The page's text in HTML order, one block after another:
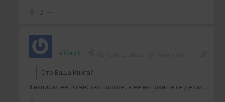
2
atlast atlast
Это Ваша Книга?
Я написал её. Качество плохое, я её на планшете делал.